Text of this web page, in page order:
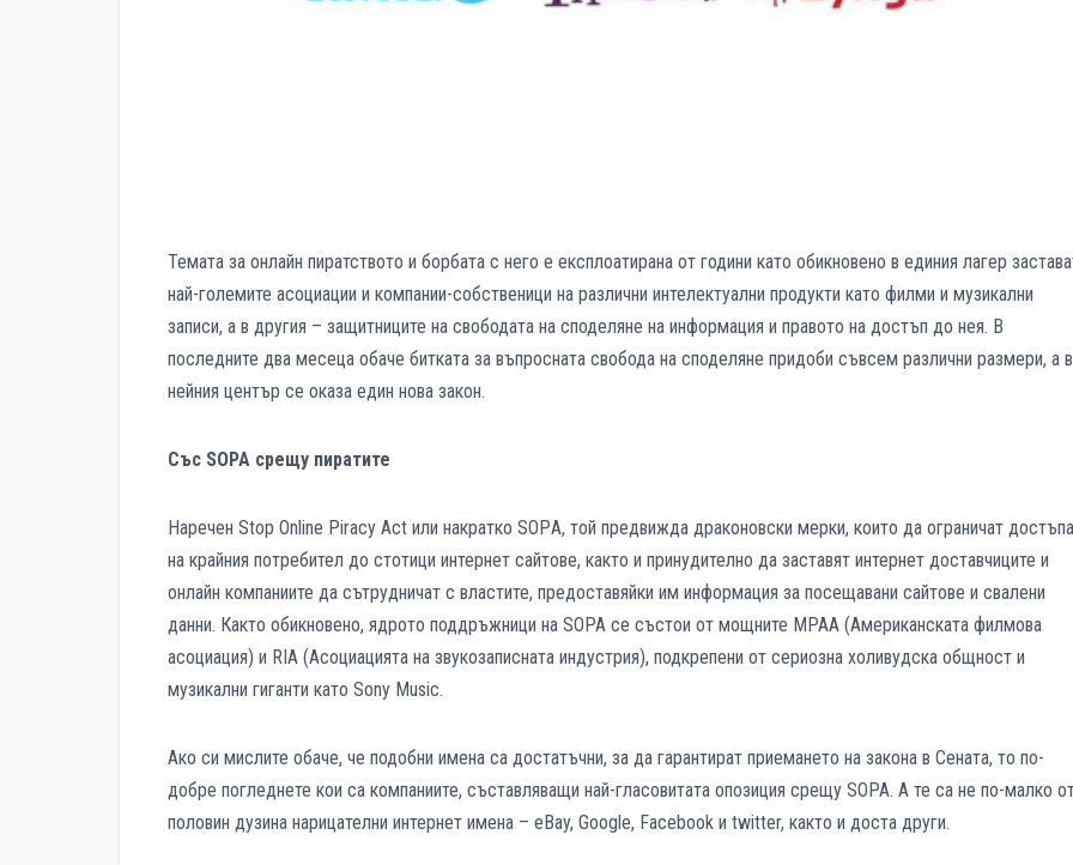
Темата за онлайн пиратството и борбата с него е експлоатирана от години като обикновено в единия лагер
най-големите асоциации и компании-собственици на различни интелектуални продукти като филми и музикални
записи, а в другия – защитниците на свободата на споделяне на информация и правото на достъп до нея. В
последните два месеца обаче битката за въпросната свобода на споделяне придоби съвсем различни размери, а в
нейния център се оказа един нова закон.
Със SOPA срещу пиратите
Наречен Stop Online Piracy Act или накратко SOPА, той предвижда драконовски мерки, които да ограничат достъпа
на крайния потребител до стотици интернет сайтове, както и принудително да заставят интернет доставчиците и
онлайн компаниите да сътрудничат с властите, предоставяйки им информация за посещавани сайтове и свалени
данни. Както обикновено, ядрото поддръжници на SOPA се състои от мощните MPAA (Американската филмова
асоциация) и RIA (Асоциацията на звукозаписната индустрия), подкрепени от сериозна холивудска общност и
музикални гиганти като Sony Music.
Ако си мислите обаче, че подобни имена са достатъчни, за да гарантират приемането на закона в Сената, то по-
добре погледнете кои са компаниите, съставляващи най-гласовитата опозиция срещу SOPA. А те са не по-малко
половин дузина нарицателни интернет имена – eBay, Google, Facebook и twitter, както и доста други.